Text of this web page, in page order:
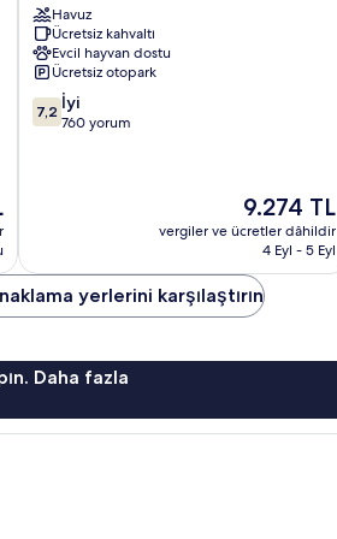
Le
Gosier
Havuz
Ücretsiz kahvaltı
Evcil hayvan dostu
Ücretsiz otopark
10
üzerinden
7,2 İyi
760 yorum
Güncel
fiyat:
9.274 TL
9.274 TL
vergiler ve ücretler dâhildir
4 Eyl - 5 Eyl
yerlerini karşılaştırın
Daha fazla